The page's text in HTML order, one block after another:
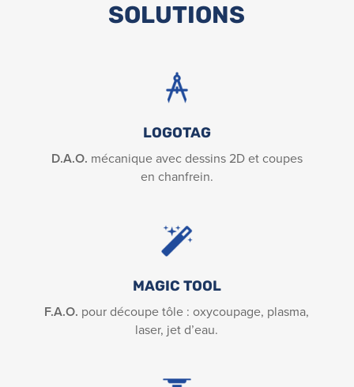
SOLUTIONS
LOGOTAG
D.A.O. mécanique avec dessins 2D et coupes
en chanfrein.
MAGIC TOOL
F.A.O. pour découpe tôle : oxycoupage, plasma,
laser, jet d’eau.